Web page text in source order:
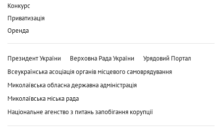
Конкурс
Приватизація
Оренда
Президент України Верховна Рада України
Урядовий Портал
Всеукраїнська асоціація органів місцевого самоврядування
Миколаївська обласна державна адміністрація
Миколаївська міська рада
Національне агенство з питань запобігання корупції